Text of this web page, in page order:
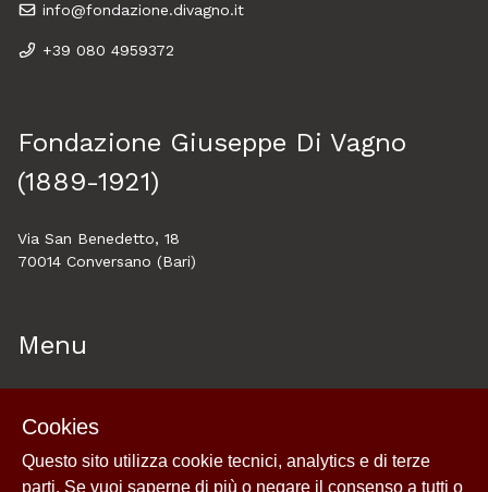
info@fondazione.divagno.it
+39 080 4959372
Fondazione Giuseppe Di Vagno
(1889-1921)
Via San Benedetto, 18
70014 Conversano (Bari)
Menu
About
Esplora
Cookies
Questo sito utilizza cookie tecnici, analytics e di terze
parti. Se vuoi saperne di più o negare il consenso a tutti o